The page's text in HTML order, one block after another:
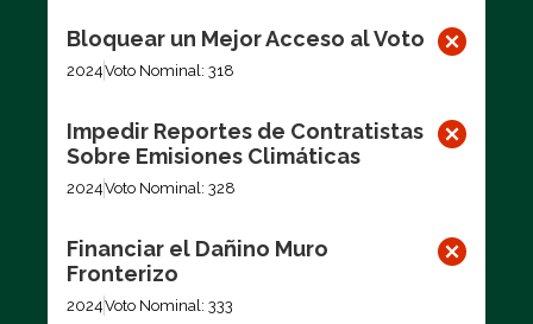
Bloquear un Mejor Acceso al Voto
2024Voto Nominal: 318
Impedir Reportes de Contratistas
Sobre Emisiones Climáticas
2024Voto Nominal: 328
Financiar el Dañino Muro
Fronterizo
2024Voto Nominal: 333